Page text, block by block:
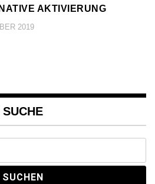
AKTIVIERUNG
2019
SUCHE